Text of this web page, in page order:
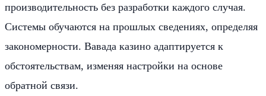
производительность без разработки каждого случая.
Системы обучаются на прошлых сведениях, определяя
закономерности. Вавада казино адаптируется к
обстоятельствам, изменяя настройки на основе
обратной связи.